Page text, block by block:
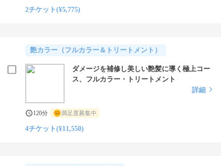
2チケット(¥5,775)
艶カラー（フルカラー＆トリートメント）
ダメージを補修し美しい艶髪に導く極上コー
ス、フルカラー・トリートメント
詳細
120分 満足度募集中
4チケット(¥11,550)